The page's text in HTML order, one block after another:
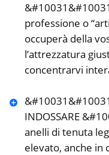
professione o
occuperà della
l’attrezzatura
concentrarvi
&#10031&#10031
INDOSSARE
anelli di tenuta
elevato, anche in